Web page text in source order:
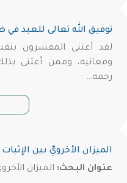
توفيق الله تعالى للعبد
لقد أعتنى المفسرون
ومعانيه، وممن أعتنى
رحمه…
الميزان الأخرويّ بين الإثبات
عنوان البحث: الميزان